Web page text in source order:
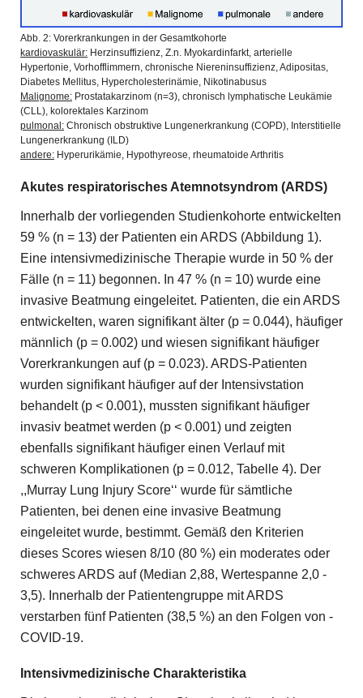
Abb. 2: Vorerkrankungen in der Gesamtkohorte
kardiovaskulär: Herzinsuffizienz, Z.n. Myokardinfarkt, arterielle
Hypertonie, Vorhofflimmern, chronische Niereninsuffizienz, Adipositas,
Diabetes Mellitus, Hypercholesterinämie, Nikotinabusus
Malignome: Prostatakarzinom (n=3), chronisch lymphatische Leukämie
(CLL), kolorektales Karzinom
pulmonal: Chronisch obstruktive Lungenerkrankung (COPD), Interstitielle
Lungenerkrankung (ILD)
andere: Hyperurikämie, Hypothyreose, rheumatoide Arthritis
Akutes respiratorisches Atemnotsyndrom (ARDS)
Innerhalb der vorliegenden Studienkohorte entwickelten
59 % (n = 13) der Patienten ein ARDS (Abbildung 1).
Eine intensivmedizinische Therapie wurde in 50 % der
Fälle (n = 11) begonnen. In 47 % (n = 10) wurde eine
invasive Beatmung eingeleitet. Patienten, die ein ARDS
entwickelten, waren signifikant älter (p = 0.044), häufiger
männlich (p = 0.002) und wiesen signifikant häufiger
Vorerkrankungen auf (p = 0.023). ARDS-Patienten
wurden signifikant häufiger auf der Intensivstation
behandelt (p < 0.001), mussten signifikant häufiger
invasiv beatmet werden (p < 0.001) und zeigten
ebenfalls signifikant häufiger einen Verlauf mit
schweren Komplikationen (p = 0.012, Tabelle 4). Der
,,Murray Lung Injury Score‘‘ wurde für sämtliche
Patienten, bei denen eine invasive Beatmung
eingeleitet wurde, bestimmt. Gemäß den Kriterien
dieses Scores wiesen 8/10 (80 %) ein moderates oder
schweres ARDS auf (Median 2,88, Wertespanne 2,0 -
3,5). Innerhalb der Patientengruppe mit ARDS
verstarben fünf Patienten (38,5 %) an den Folgen von ­
COVID-19.
Intensivmedizinische Charakteristika